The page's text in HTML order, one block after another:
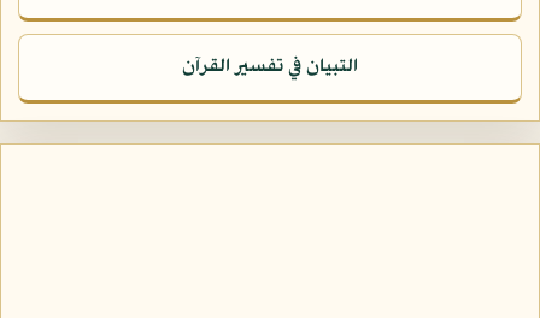
التبيان في تفسير القرآن